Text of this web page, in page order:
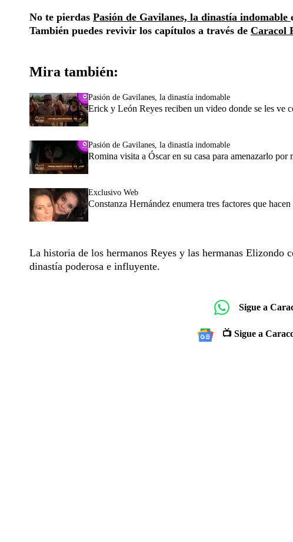
No te pierdas Pasión de Gavilanes, la dinastía indomable
También puedes revivir los capítulos a través de Caracol
Mira también:
Pasión de Gavilanes, la dinastía indomable
Erick y León Reyes reciben un video donde se les ve
Pasión de Gavilanes, la dinastía indomable
Romina visita a Óscar en su casa para amenazarlo por
Exclusivo Web
Constanza Hernández enumera tres factores que
La historia de los hermanos Reyes y las hermanas
dinastía poderosa e influyente.
Sigue a
📺 Sigue a